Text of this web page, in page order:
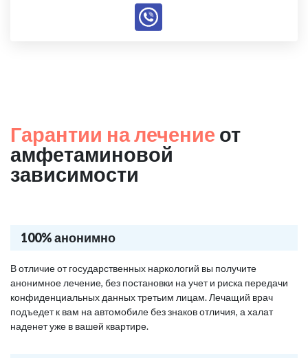
Гарантии на лечение от
амфетаминовой
зависимости
100% анонимно
В отличие от государственных наркологий вы получите
анонимное лечение, без постановки на учет и риска передачи
конфиденциальных данных третьим лицам. Лечащий врач
подъедет к вам на автомобиле без знаков отличия, а халат
наденет уже в вашей квартире.